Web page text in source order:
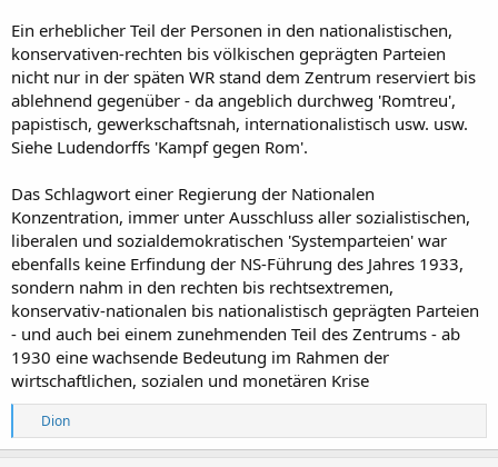
Ein erheblicher Teil der Personen in den nationalistischen,
konservativen-rechten bis völkischen geprägten Parteien
nicht nur in der späten WR stand dem Zentrum reserviert bis
ablehnend gegenüber - da angeblich durchweg 'Romtreu',
papistisch, gewerkschaftsnah, internationalistisch usw. usw.
Siehe Ludendorffs 'Kampf gegen Rom'.
Das Schlagwort einer Regierung der Nationalen
Konzentration, immer unter Ausschluss aller sozialistischen,
liberalen und sozialdemokratischen 'Systemparteien' war
ebenfalls keine Erfindung der NS-Führung des Jahres 1933,
sondern nahm in den rechten bis rechtsextremen,
konservativ-nationalen bis nationalistisch geprägten Parteien
- und auch bei einem zunehmenden Teil des Zentrums - ab
1930 eine wachsende Bedeutung im Rahmen der
wirtschaftlichen, sozialen und monetären Krise
R
e
a
Dion